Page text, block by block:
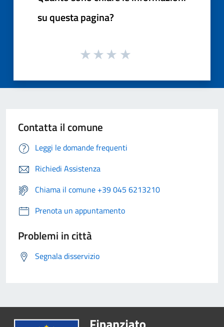
su questa pagina?
Contatta il comune
Leggi le domande frequenti
Richiedi Assistenza
Chiama il comune +39 045 6213210
Prenota un appuntamento
Problemi in città
Segnala disservizio